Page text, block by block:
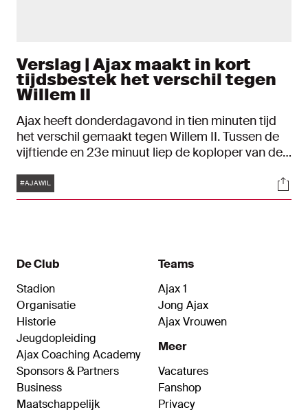
Verslag | Ajax maakt in kort
tijdsbestek het verschil tegen
Willem II
Ajax heeft donderdagavond in tien minuten tijd
het verschil gemaakt tegen Willem II. Tussen de
vijftiende en 23e minuut liep de koploper van de
breidde de ploeg van Erik ten Hag met speels
gemak de score uit naar 5-0.
Tags
#AJAWIL
De Club
Stadion
Organisatie
Historie
Jeugdopleiding
Ajax Coaching Academy
Sponsors & Partners
Business
Maatschappelijk
Teams
Ajax 1
Jong Ajax
Ajax Vrouwen
Meer
Vacatures
Fanshop
Privacy